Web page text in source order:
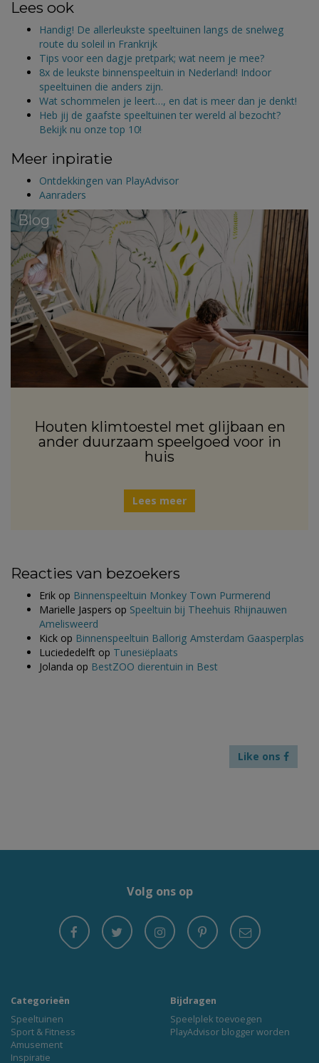
Lees ook
Handig! De allerleukste speeltuinen langs de snelweg
route du soleil in Frankrijk
Tips voor een dagje pretpark; wat neem je mee?
8x de leukste binnenspeeltuin in Nederland! Indoor
speeltuinen die anders zijn.
Wat schommelen je leert…, en dat is meer dan je denkt!
Heb jij de gaafste speeltuinen ter wereld al bezocht?
Bekijk nu onze top 10!
Meer inpiratie
Ontdekkingen van PlayAdvisor
Aanraders
Blog
Houten klimtoestel met glijbaan en
ander duurzaam speelgoed voor in
huis
Lees meer
Reacties van bezoekers
Erik op Binnenspeeltuin Monkey Town Purmerend
Marielle Jaspers op Speeltuin bij Theehuis Rhijnauwen
Amelisweerd
Kick op Binnenspeeltuin Ballorig Amsterdam Gaasperplas
Luciededelft op Tunesiëplaats
Jolanda op BestZOO dierentuin in Best
Like ons
Volg ons op
Categorieën
Speeltuinen
Sport & Fitness
Amusement
Inspiratie
Bijdragen
Speelplek toevoegen
PlayAdvisor blogger worden